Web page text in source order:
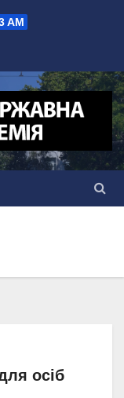
AM
осіб